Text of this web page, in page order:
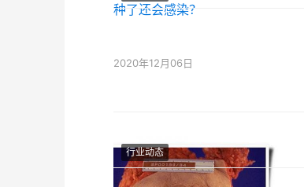
2020年12月06日
行业动态